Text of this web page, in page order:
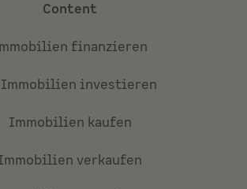
Content
finanzieren
investieren
Immobilien kaufen
verkaufen